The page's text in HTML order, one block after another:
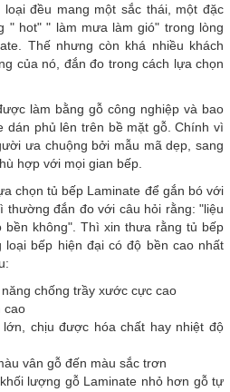
đều mang một sắc thái, một đặc
" hot" " làm mưa làm gió" trong lòng
Thế nhưng còn khá nhiều khách
của nó, đắn đo trong cách lựa chọn
làm bằng gỗ công nghiệp và bao
dán phủ lên trên bề mặt gỗ. Chính vì
ưa chuộng bởi mẫu mã dẹp, sang
hợp với mọi gian bếp.
chọn tủ bếp Laminate để gắn bó với
thường đắn đo với câu hỏi rằng: "liệu
bền không". Thì xin thưa rằng tủ bếp
loại bếp hiện đại có độ bền cao nhất
chống trầy xước cực cao
cao
chịu được hóa chất hay nhiệt độ
vân gỗ đến màu sắc trơn
lượng gỗ Laminate nhỏ hơn gỗ tự